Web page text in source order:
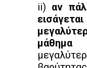
ii) αν
μάθημα